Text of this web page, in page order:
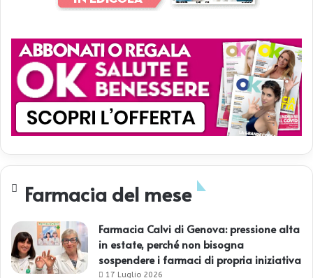
Farmacia del mese
Farmacia Calvi di Genova: pressione alta
in estate, perché non bisogna
sospendere i farmaci di propria iniziativa
17 Luglio 2026